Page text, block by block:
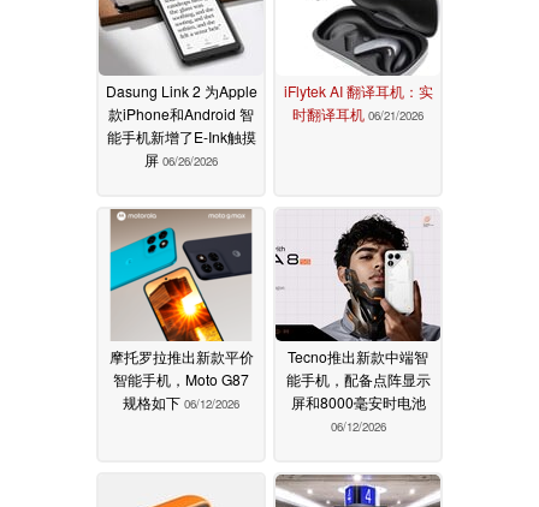
Dasung Link 2 为Apple
款iPhone和Android 智
能手机新增了E-Ink触摸
屏 06/26/2026
iFlytek AI 翻译耳机：实
时翻译耳机 06/21/2026
摩托罗拉推出新款平价
智能手机，Moto G87
规格如下 06/12/2026
Tecno推出新款中端智
能手机，配备点阵显示
屏和8000毫安时电池
06/12/2026